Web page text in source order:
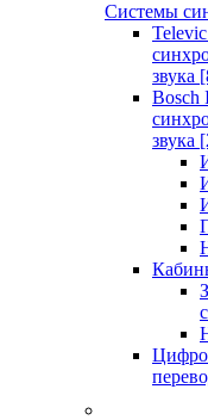
Системы
звука
Bosch
звука